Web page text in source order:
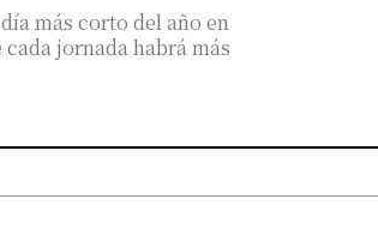
más corto del año en
jornada habrá más